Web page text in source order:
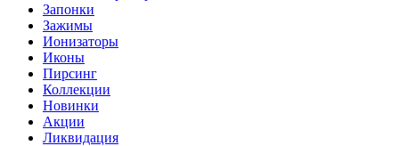
Запонки
Зажимы
Ионизаторы
Иконы
Пирсинг
Коллекции
Новинки
Акции
Ликвидация